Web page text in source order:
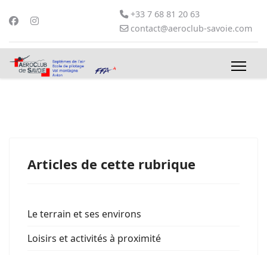
+33 7 68 81 20 63
contact@aeroclub-savoie.com
Articles de cette rubrique
Le terrain et ses environs
Loisirs et activités à proximité